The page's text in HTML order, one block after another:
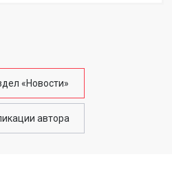
«Новости»
автора